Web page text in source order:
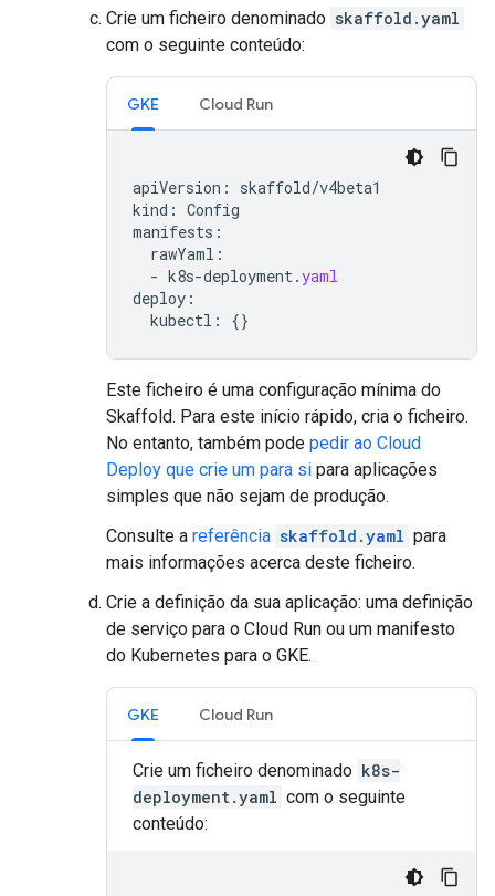
Crie um ficheiro denominado skaffold.yaml
com o seguinte conteúdo:
GKE Cloud Run
apiVersion : skaffold/v4beta1
kind : Config
manifests :
rawYaml :
- k8s-deployment.yaml
deploy :
kubectl : {}
Este ficheiro é uma configuração mínima do
Skaffold. Para este início rápido, cria o ficheiro.
No entanto, também pode pedir ao Cloud
Deploy que crie um para si para aplicações
simples que não sejam de produção.
Consulte a referência skaffold.yaml para
mais informações acerca deste ficheiro.
Crie a definição da sua aplicação: uma definição
de serviço para o Cloud Run ou um manifesto
do Kubernetes para o GKE.
GKE Cloud Run
Crie um ficheiro denominado k8s-
deployment.yaml com o seguinte
conteúdo: